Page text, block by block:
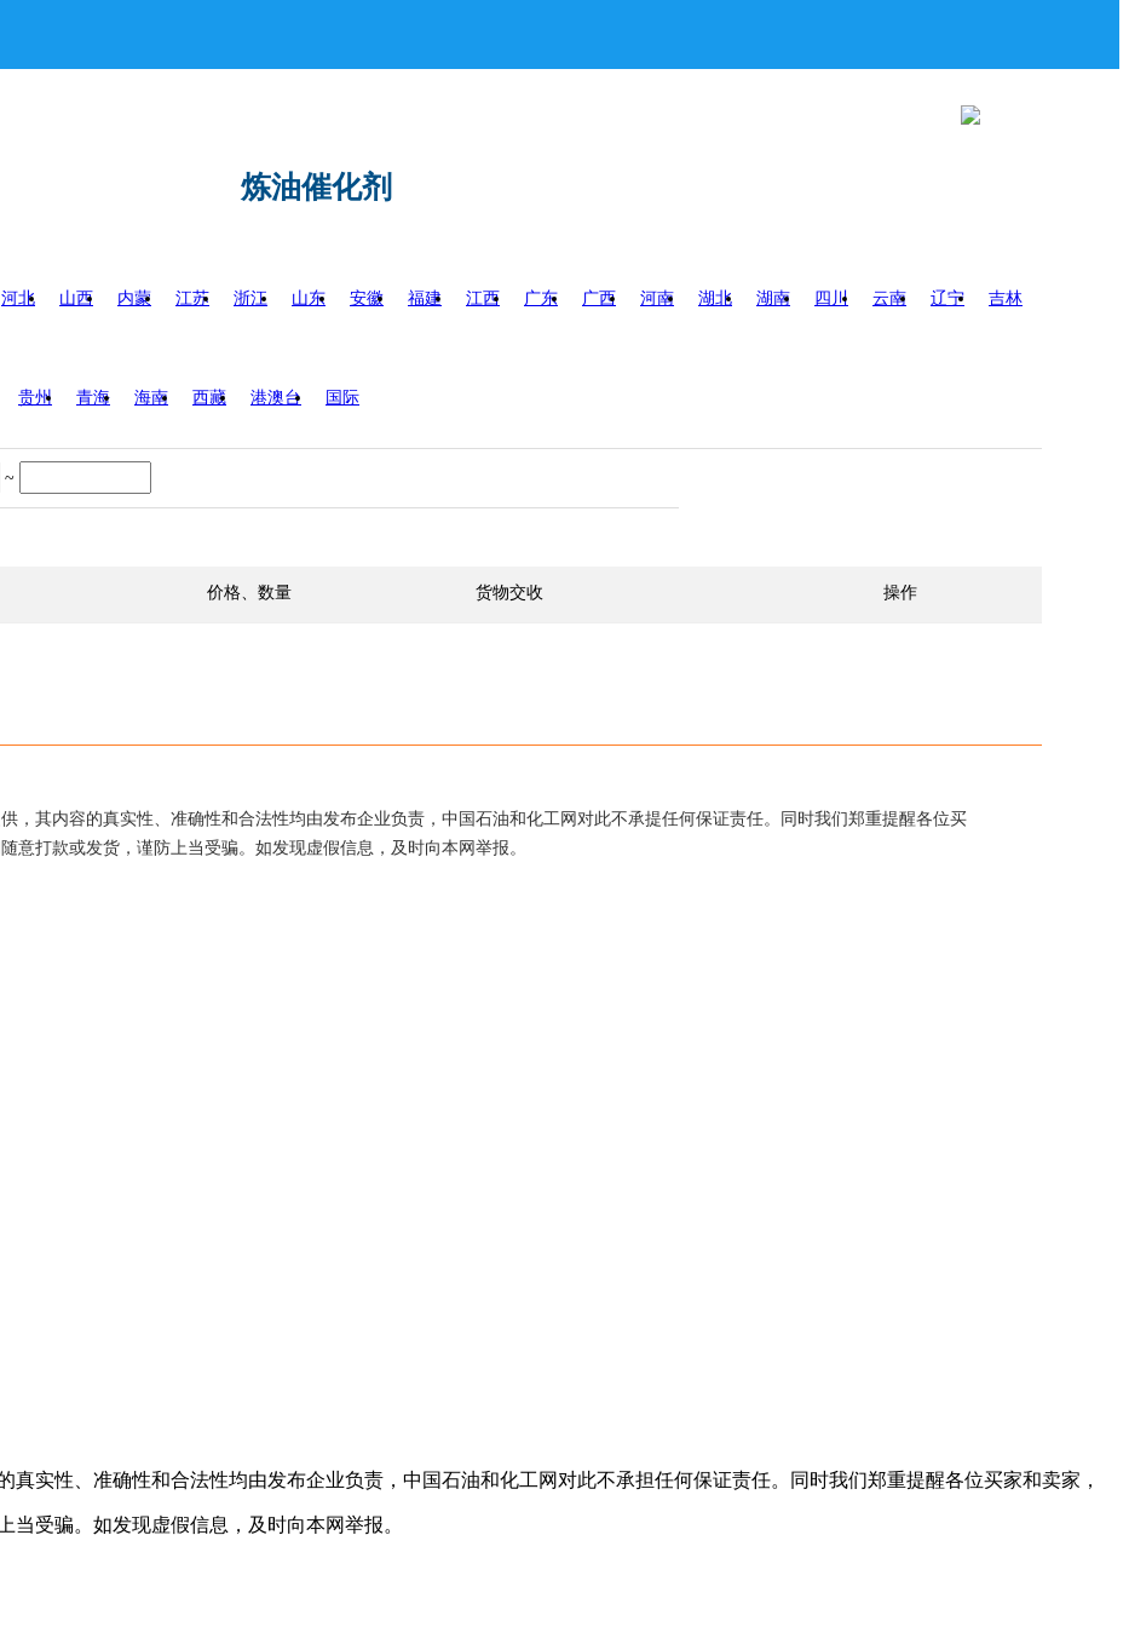
炼油催化剂
河北 山西 内蒙 江苏 浙江 山东 安徽 福建 江西 广东 广西 河南 湖北 湖南 四川 云南 辽宁 吉林
贵州 青海 海南 西藏 港澳台 国际
~
价格、数量 货物交收 操作
，其内容的真实性、准确性和合法性均由发布企业负责，中国石油和化工网对此不承提任何保证责任。同时我们郑重提醒各位买
意打款或发货，谨防上当受骗。如发现虚假信息，及时向本网举报。
实性、准确性和合法性均由发布企业负责，中国石油和化工网对此不承担任何保证责任。同时我们郑重提醒各位买家和卖家，
受骗。如发现虚假信息，及时向本网举报。